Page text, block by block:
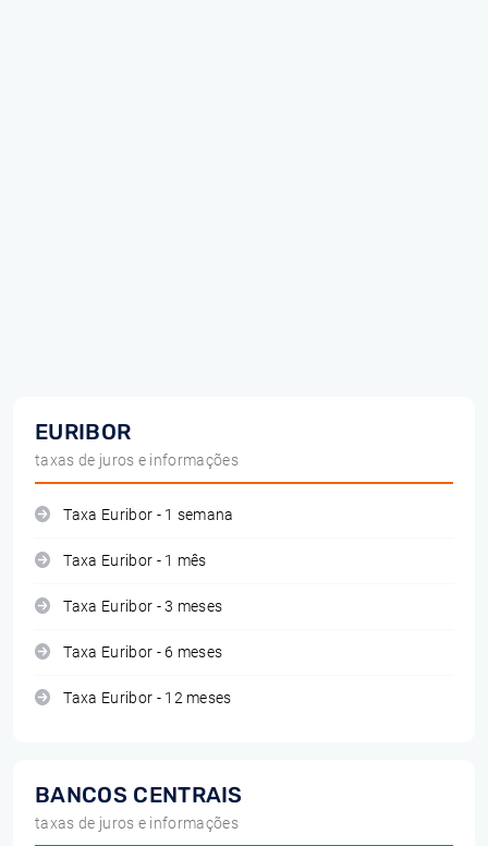
EURIBOR
taxas de juros e informações
Taxa Euribor - 1 semana
Taxa Euribor - 1 mês
Taxa Euribor - 3 meses
Taxa Euribor - 6 meses
Taxa Euribor - 12 meses
BANCOS CENTRAIS
taxas de juros e informações